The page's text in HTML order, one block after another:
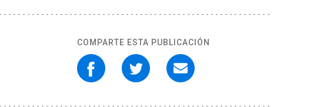
COMPARTE ESTA PUBLICACIÓN